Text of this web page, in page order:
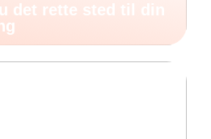
det rette sted til din